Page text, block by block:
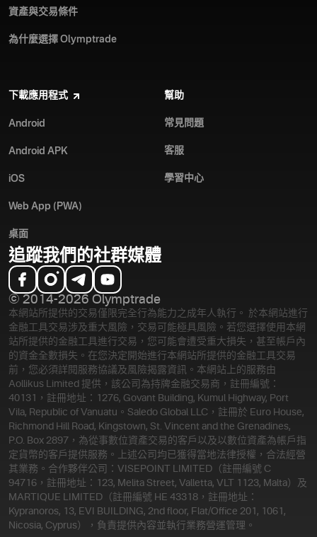
資產與交易條件
為什麼選擇 Olymptrade
下載應用程式
Android
Android APK
iOS
Web App (PWA)
桌面
幫助
常見問題
客服
學習中心
追蹤我們的社群媒體
© 2014-2026 Olymptrade
本網站所提供的交易僅限完全行為能力之成年人執行。 於本網站進行
金融工具交易涉及重大風險，交易可能極具風險。若您選擇使用本網
站所提供的金融工具進行交易，您可能會遭受重大損失，甚至帳戶內
的資金全數損失。在您決定開始進行本網站所提供的金融工具交易
前，您必須詳閱服務協議及風險揭露資訊。 本網站上的服務由
Aollikus Limited 提供，該公司為持牌金融交易商，註冊編號：
40131，註冊地址：1276, Govant Building, Kumul Highway, Port
Vila, Republic of Vanuatu。Saledo Global LLC，註冊於 Euro House,
Richmond Hill Road, Kingstown, St. Vincent and the Grenadines,
P.O. Box 2897，為從事數位資產交易的客戶以及以數位資產為帳戶指
定貨幣的客戶提供服務。上述公司均已獲得當地法律授權，合法經營
其業務。合作夥伴公司：VISEPOINT LIMITED（註冊編號 C
94716，註冊地址：123, Melita Street, Valletta, VLT 1123, Malta）及
MARTIQUE LIMITED（註冊編號 HE 43318，註冊地址：
Kypranoros, 13, EVI BUILDING, 2nd floor, Flat/Office 201, 1061,
Nicosia, Cyprus），負責提供內容並執行業務營運管理。